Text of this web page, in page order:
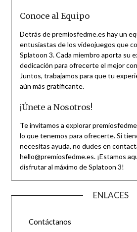
Conoce al Equipo
Detrás de premiosfedme.es hay un
entusiastas de los videojuegos que
Splatoon 3. Cada miembro aporta su
dedicación para ofrecerte el mejor
Juntos, trabajamos para que tu
aún más gratificante.
¡Únete a Nosotros!
Te invitamos a explorar
lo que tenemos para ofrecerte. Si
necesitas ayuda, no dudes en
hello@premiosfedme.es. ¡Estamos
disfrutar al máximo de Splatoon 3!
ENLACES
Contáctanos